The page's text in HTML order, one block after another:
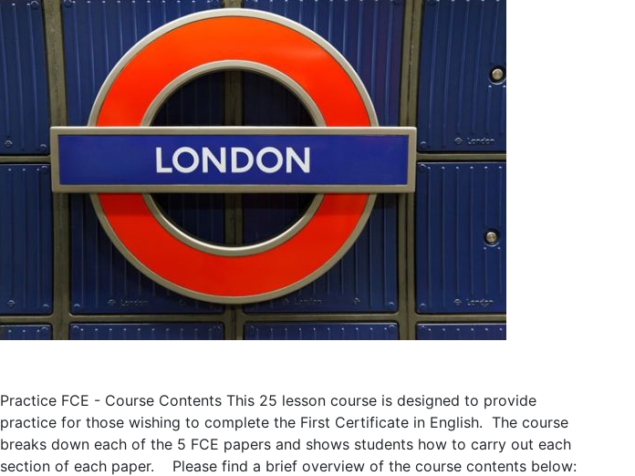
Practice FCE - Course Contents This 25 lesson course is designed to provide
practice for those wishing to complete the First Certificate in English. The course
breaks down each of the 5 FCE papers and shows students how to carry out each
section of each paper. Please find a brief overview of the course contents below: